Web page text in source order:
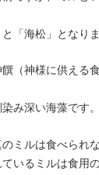
「海松」となりま
（神様に供える
み深い海藻です。
ミルは食べられ
いるミルは食用